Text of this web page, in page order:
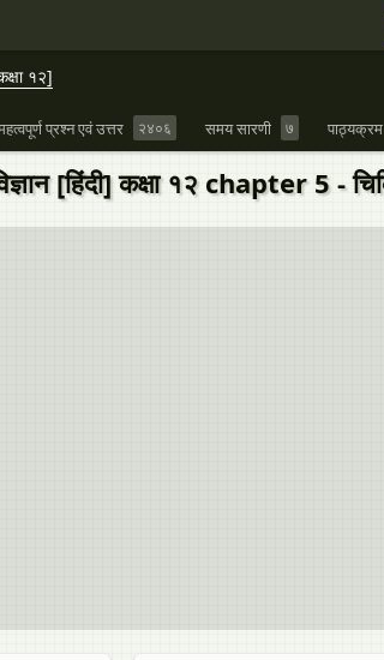
१२]
प्रश्न एवं उत्तर २४०६ समय सारणी ७ पाठ्यक्रम
[हिंदी] कक्षा १२ chapter 5 -